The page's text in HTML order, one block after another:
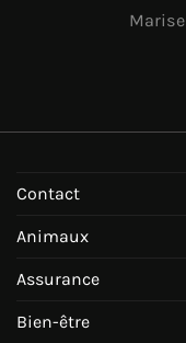
Marise
Contact
Animaux
Assurance
Bien-être